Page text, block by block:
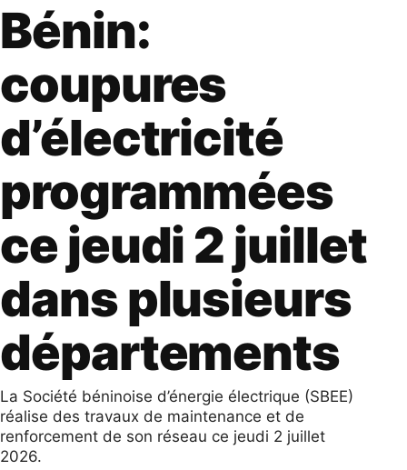
Bénin:
coupures
d’électricité
programmées
ce jeudi 2 juillet
dans plusieurs
départements
​La Société béninoise d’énergie électrique (SBEE)
réalise des travaux de maintenance et de
renforcement de son réseau ce jeudi 2 juillet
2026.